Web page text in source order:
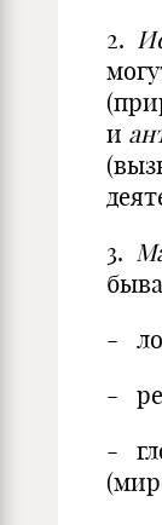
2.
и
3.
-
-
-